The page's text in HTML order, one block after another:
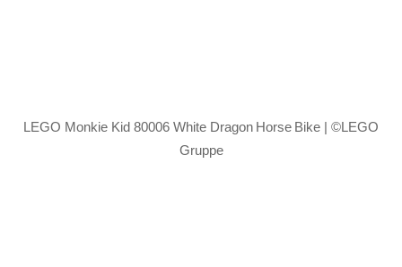
LEGO Monkie Kid 80006 White Dragon Horse Bike | ©LEGO
Gruppe